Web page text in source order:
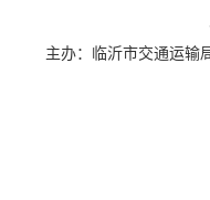
主办：临沂市交通运输